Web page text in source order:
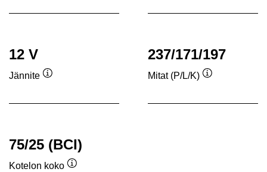
12 V
Jännite
237/171/197
Mitat (P/L/K)
75/25 (BCI)
Kotelon koko